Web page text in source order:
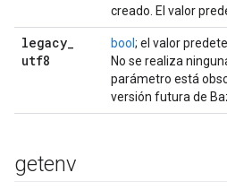
creado. El valor
legacy_
utf8
bool ; el valor
No se realiza
parámetro está
versión futura de
getenv